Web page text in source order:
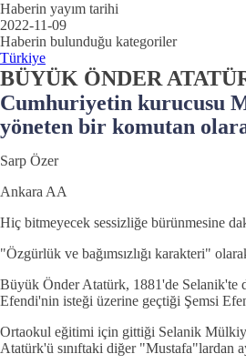
Haberin yayım tarihi
2022-11-09
Haberin bulunduğu kategoriler
Türkiye
BÜYÜK ÖNDER
Cumhuriyetin kurucusu
yöneten bir komutan
Sarp Özer
Ankara AA
Hiç bitmeyecek sessizliğe bürünmesine
"Özgürlük ve bağımsızlığı karakteri"
Büyük Önder Atatürk, 1881'de Selanik'te
Efendi'nin isteği üzerine geçtiği Şemsi
Ortaokul eğitimi için gittiği Selanik
Atatürk'ü sınıftaki diğer "Mustafa"lardan